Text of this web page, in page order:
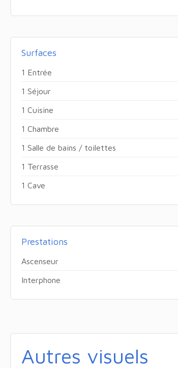
Surfaces
1 Entrée
1 Séjour
1 Cuisine
1 Chambre
1 Salle de bains / toilettes
1 Terrasse
1 Cave
Prestations
Ascenseur
Interphone
Autres visuels